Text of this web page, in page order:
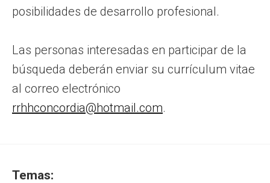
posibilidades de desarrollo profesional.
Las personas interesadas en participar de la
búsqueda deberán enviar su currículum vitae
al correo electrónico
rrhhconcordia@hotmail.com.
Temas: